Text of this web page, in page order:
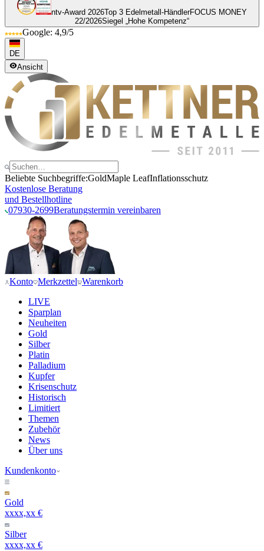
ntv-Award 2026Top 3 Edelmetall-HändlerFOCUS MONEY
22/2026Siegel „Hohe Kompetenz“
Google: 4,9/5
DE
Ansicht
Beliebte Suchbegriffe:GoldMaple LeafInflationsschutz
Kostenlose Beratung
und Bestellhotline
07930-2699Beratungstermin vereinbaren
Konto Merkzettel Warenkorb
LIVE
Sparplan
Neuheiten
Gold
Silber
Platin
Palladium
Kupfer
Krisenschutz
Historisch
Limitiert
Themen
Zubehör
News
Über uns
Kundenkonto
Gold
xxxx,xx €
Silber
xxxx,xx €